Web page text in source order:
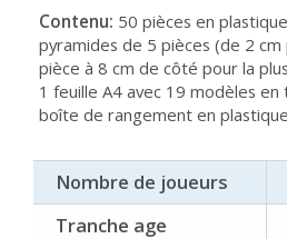
Contenu: 50 pièces en
pyramides de 5 pièces (de 2
pièce à 8 cm de côté pour la
1 feuille A4 avec 19 modèles
boîte de rangement en
Nombre de joueurs
Tranche age